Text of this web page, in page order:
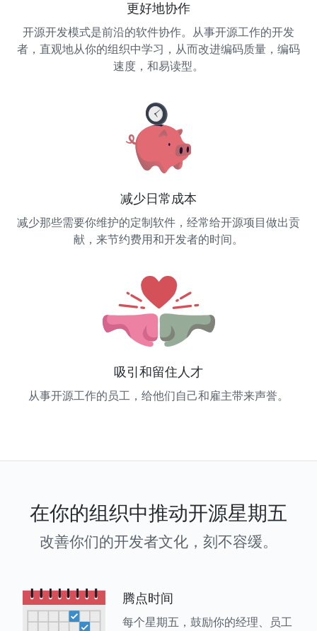
更好地协作
开源开发模式是前沿的软件协作。从事开源工作的开发
者，直观地从你的组织中学习，从而改进编码质量，编码
速度，和易读型。
减少日常成本
减少那些需要你维护的定制软件，经常给开源项目做出贡
献，来节约费用和开发者的时间。
吸引和留住人才
从事开源工作的员工，给他们自己和雇主带来声誉。
在你的组织中推动开源星期五
改善你们的开发者文化，刻不容缓。
腾点时间
每个星期五，鼓励你的经理、员工